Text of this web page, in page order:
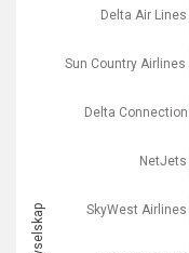
Delta Air Lines
Sun Country Airlines
Delta Connection
NetJets
SkyWest Airlines
Flyselskap